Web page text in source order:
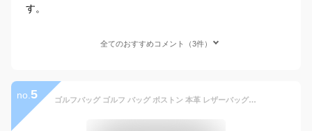
す。
全てのおすすめコメント（3件）
no. 5 ゴルフバッグ ゴルフ バッグ ボストン 本革 レザーバッグ メンズ ボストンバッグ シューズ収納 レディース ゴルフバッグ ショルダーバッグ スポーツ オシャレ 鞄 カバン ゴルフ用品 軽量 防水 靴 ポケット 大容量 ファスナーケット 横型